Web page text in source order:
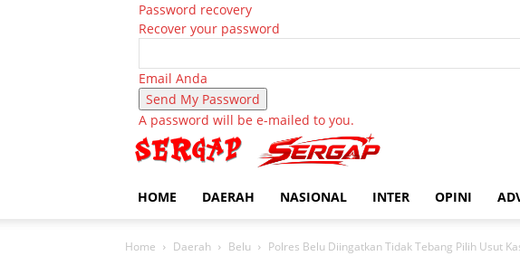
Password recovery
Recover your password
Email Anda
A password will be e-mailed to you.
HOME DAERAH NASIONAL INTER OPINI
Home Daerah Belu Polres Belu Diingatkan Tidak Tebang Pilih Usut